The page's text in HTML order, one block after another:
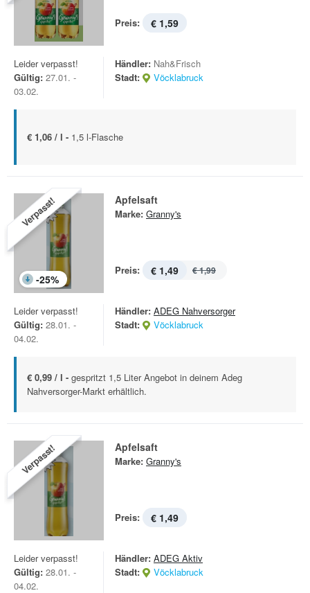
Preis: € 1,59
Leider verpasst!
Gültig: 27.01. -
03.02.
Händler: Nah&Frisch
Stadt:
Vöcklabruck
€ 1,06 / l - 1,5 l-Flasche
Verpasst!
-25%
Apfelsaft
Marke: Granny's
Preis: € 1,49 € 1,99
Leider verpasst!
Gültig: 28.01. -
04.02.
Händler: ADEG Nahversorger
Stadt:
Vöcklabruck
€ 0,99 / l - gespritzt 1,5 Liter Angebot in deinem Adeg
Nahversorger-Markt erhältlich.
Verpasst! Apfelsaft
Marke: Granny's
Preis: € 1,49
Leider verpasst!
Gültig: 28.01. -
04.02.
Händler: ADEG Aktiv
Stadt:
Vöcklabruck